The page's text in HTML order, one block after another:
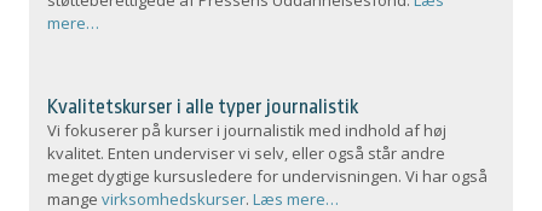
mere…
Kvalitetskurser i alle typer journalistik
Vi fokuserer på kurser i journalistik med indhold af høj
kvalitet. Enten underviser vi selv, eller også står andre
meget dygtige kursusledere for undervisningen. Vi har også
mangevirksomhedskurser.Læs mere…